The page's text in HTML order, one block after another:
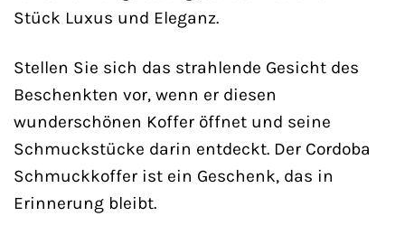
Stück Luxus und Eleganz.
Stellen Sie sich das strahlende Gesicht des
Beschenkten vor, wenn er diesen
wunderschönen Koffer öffnet und seine
Schmuckstücke darin entdeckt. Der Cordoba
Schmuckkoffer ist ein Geschenk, das in
Erinnerung bleibt.